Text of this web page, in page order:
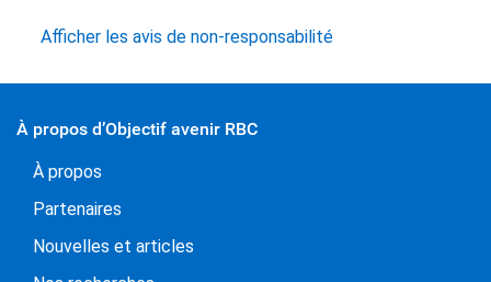
Afficher les avis de non-responsabilité
À propos d’Objectif avenir RBC
À propos
Partenaires
Nouvelles et articles